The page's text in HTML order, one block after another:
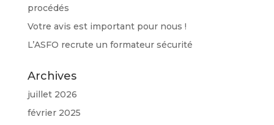
procédés
Votre avis est important pour nous !
L’ASFO recrute un formateur sécurité
Archives
juillet 2026
février 2025